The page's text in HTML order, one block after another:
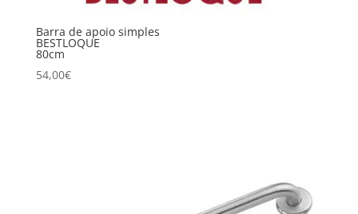
Barra de apoio simples
BESTLOQUE
80cm
54,00€